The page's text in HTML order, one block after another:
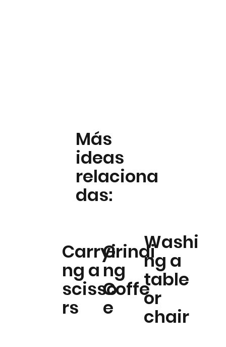
Más
ideas
relaciona
das:
Carryi
ng a
scisso
rs
Grindi
ng
Coffe
e
Washi
ng a
table
or
chair